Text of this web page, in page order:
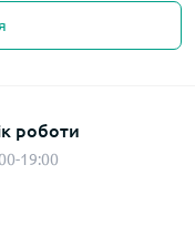
роботи
19:00